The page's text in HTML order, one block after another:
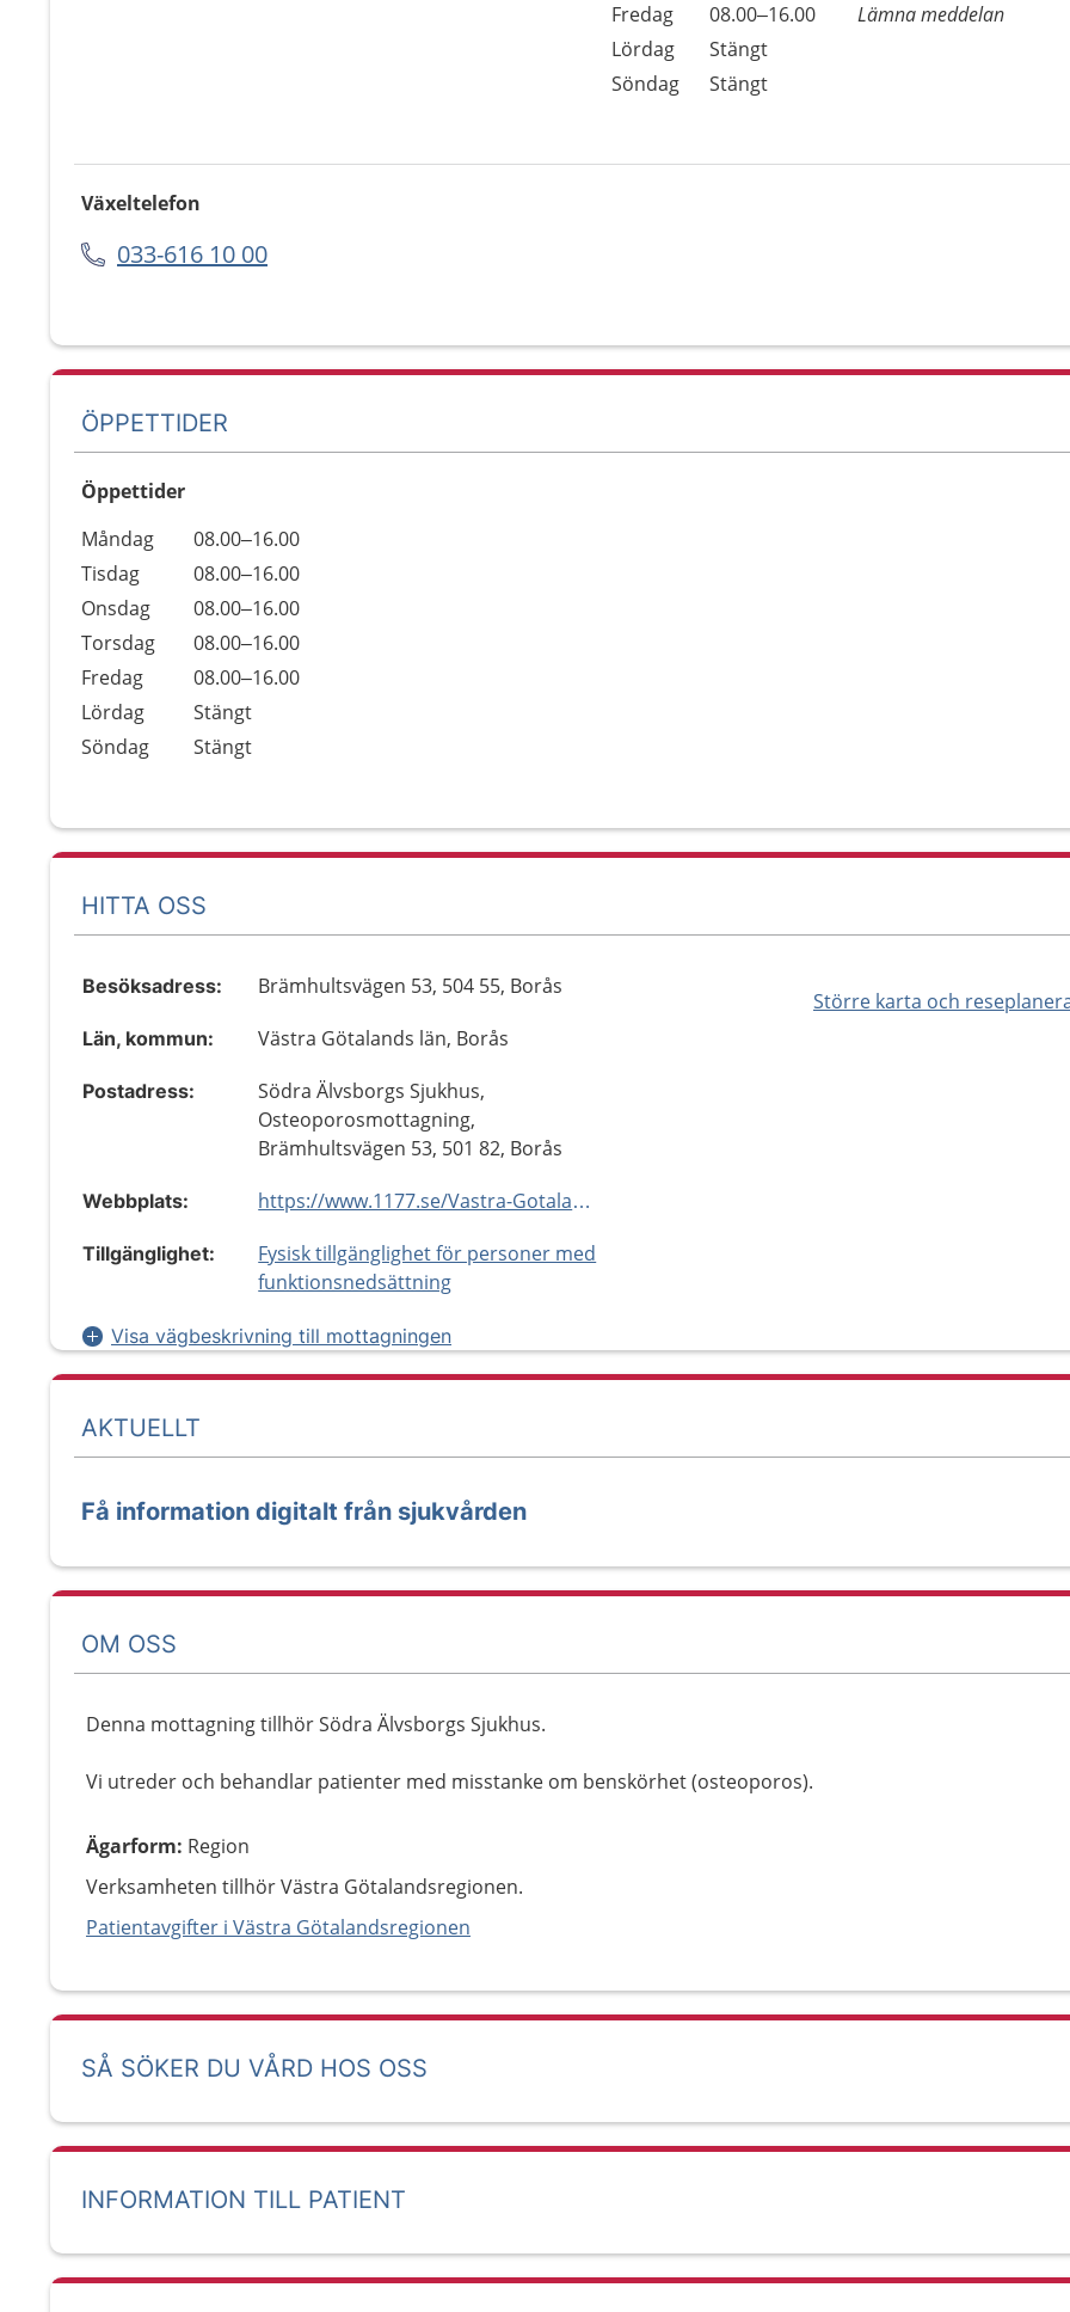
Fredag
08.00–16.00
Lämna meddelan
Lördag
Stängt
Söndag
Stängt
Växeltelefon
033-616 10 00
ÖPPETTIDER
Öppettider
Dag
Öppettider
Kommentarer
Måndag
08.00–16.00
Tisdag
08.00–16.00
Onsdag
08.00–16.00
Torsdag
08.00–16.00
Fredag
08.00–16.00
Lördag
Stängt
Söndag
Stängt
HITTA OSS
Större karta och
Besöksadress: Brämhultsvägen 53, 504 55, Borås
Län, kommun: Västra Götalands län, Borås
Postadress:
Södra Älvsborgs Sjukhus,
Osteoporosmottagning,
Brämhultsvägen 53, 501 82, Borås
Webbplats: https://www.1177.se/Vastra-Gotaland/hitta-vard/kontaktkort/Osteoporosmottagning-Boras-Boras/
Tillgänglighet:
Fysisk tillgänglighet för personer med
funktionsnedsättning
Visa vägbeskrivning till mottagningen
AKTUELLT
Få information digitalt från sjukvården
OM OSS
Denna mottagning tillhör Södra Älvsborgs Sjukhus.
Vi utreder och behandlar patienter med misstanke om benskörhet (osteoporos).
Ägarform: Region
Verksamheten tillhör Västra Götalandsregionen.
Patientavgifter i Västra Götalandsregionen
SÅ SÖKER DU VÅRD HOS OSS
INFORMATION TILL PATIENT